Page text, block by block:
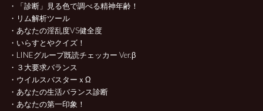
・「診断」見る色で調べる精神年齢！
・リム解析ツール
・あなたの淫乱度VS健全度
・いらすとやクイズ！
・LINEグループ既読チェッカー Ver.β
・３大要求バランス
・ウイルスバスターｘΩ
・あなたの生活バランス診断
・あなたの第一印象！